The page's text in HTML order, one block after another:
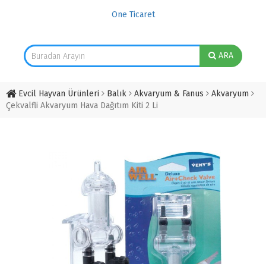
One Ticaret
ARA
Evcil Hayvan Ürünleri Balık Akvaryum & Fanus
Akvaryum
Çekvalfli Akvaryum Hava Dağıtım Kiti 2 Li